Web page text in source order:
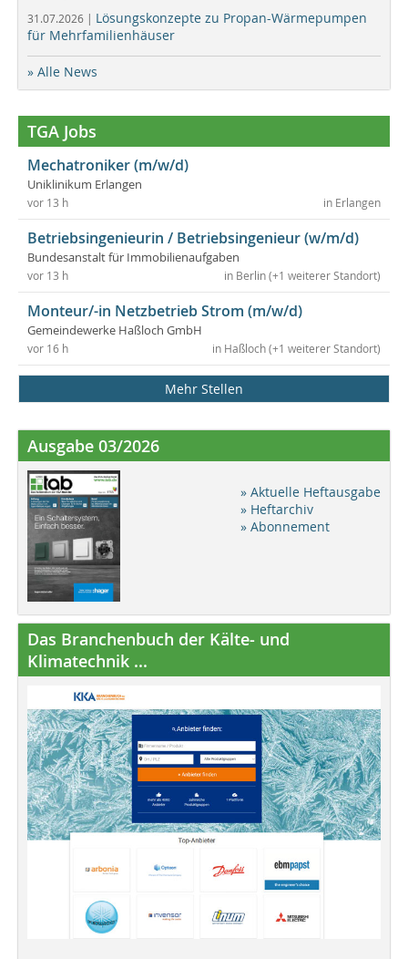
31.07.2026 | Lösungskonzepte zu Propan-Wärmepumpen
für Mehrfamilienhäuser
» Alle News
TGA Jobs
Mechatroniker (m/w/d)
Uniklinikum Erlangen
in Erlangen
vor 13 h
Betriebsingenieurin / Betriebsingenieur (w/m/d)
Bundesanstalt für Immobilienaufgaben
in Berlin (+1 weiterer Standort)
vor 13 h
Monteur/-in Netzbetrieb Strom (m/w/d)
Gemeindewerke Haßloch GmbH
in Haßloch (+1 weiterer Standort)
vor 16 h
Mehr Stellen
Ausgabe 03/2026
» Aktuelle Heftausgabe
» Heftarchiv
» Abonnement
Das Branchenbuch der Kälte- und
Klimatechnik ...